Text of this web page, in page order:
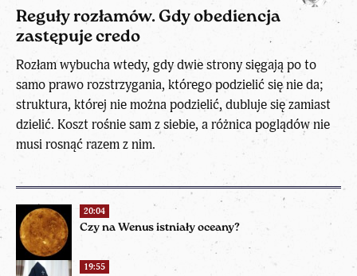
20:04
Czy na Wenus istniały oceany?
19:55
Reguły rozłamów. Gdy obediencja
zastępuje credo
Rozłam wybucha wtedy, gdy dwie strony sięgają po to
samo prawo rozstrzygania, którego podzielić się nie da;
struktura, której nie można podzielić, dubluje się zamiast
dzielić. Koszt rośnie sam z siebie, a różnica poglądów nie
musi rosnąć razem z nim.